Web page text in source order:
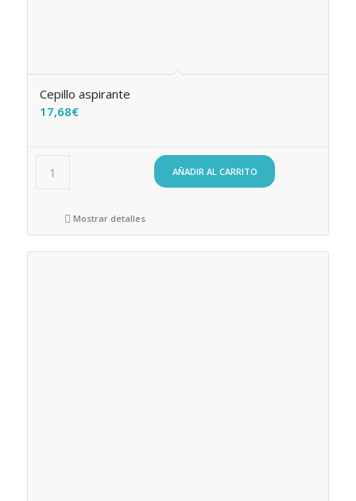
Cepillo aspirante
17,68€
AÑADIR AL CARRITO
Mostrar detalles